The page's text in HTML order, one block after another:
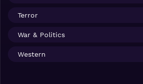
Terror
War & Politics
Western